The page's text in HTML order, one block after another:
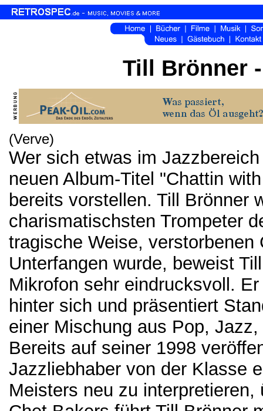
Till Brönner
(Verve)
Wer sich etwas im
neuen Album-Titel "Chattin
bereits vorstellen. Till Brönner
charismatischsten Trompeter
tragische Weise,
Unterfangen wurde, beweist
Mikrofon sehr eindrucksvoll.
hinter sich und präsentiert
einer Mischung aus Pop,
Bereits auf seiner 1998
Jazzliebhaber von der Klasse
Meisters neu zu